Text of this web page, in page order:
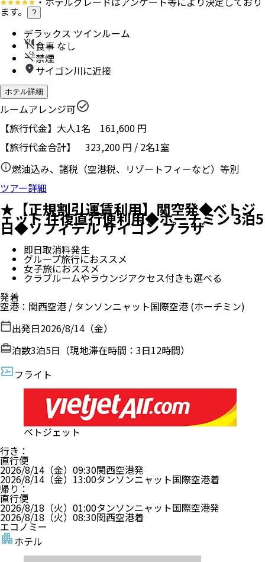
ます。 ?
デラックス ツインルーム
食事 なし
禁煙
サイゴン川に近接
ホテル詳細
ルームアレンジ可
【旅行代金】大人1名 161,600 円
【旅行代金合計】 323,200 円 / 2名1室
燃油込み、諸税（空港税、リゾートフィーなど）等別
ツアー詳細
★【正規割引運賃利用】関空発◆ベトジ
ェット 往復直行便利用◆ホーチミン 3泊5
日◆ソフィテル サイゴン プラザ
即日取消料発生
グループ旅行におススメ
女子旅におススメ
クラブルームやラウンジアクセス付きも選べる
発着
空港 ： 関西空港 / タンソンニャット国際空港 (ホーチミン)
出発日2026/8/14（金）
泊数3泊5日（現地滞在時間： 3日12時間）
フライト
ベトジェット
行き ：
直行便
2026/8/14（金） 09:30関西空港発
2026/8/14（金） 13:00タンソンニャット国際空港着
帰り ：
直行便
2026/8/18（火） 01:00タンソンニャット国際空港発
2026/8/18（火） 08:30関西空港着
エコノミー
ホテル